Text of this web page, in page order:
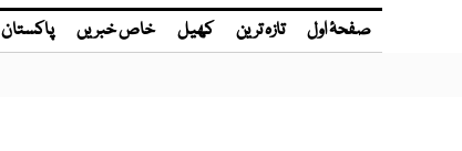
صفحۂ اول تازہ ترین کھیل خاص خبریں پاکستان